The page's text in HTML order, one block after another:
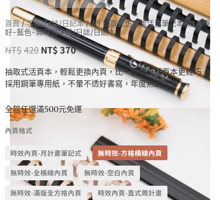
首頁/手帳/日誌/日記本/ A5 抽取式仿皮革活頁筆記本-歲月靜
好-藍色-無時效手帳/日誌/日記本
NT$420 NT$370
抽取式活頁本，輕鬆更換內頁，比一般傳統活頁本更輕巧，
採用鋼筆專用紙，不暈不透好書寫，年度熱銷冠軍
全館任選滿500元免運
內頁格式
時效內頁-月計畫筆記式 無時效-方格橫線內頁
無時效-全橫線內頁 無時效-空白內頁
無時效-滿版全方格內頁 時效內頁-直式周計畫